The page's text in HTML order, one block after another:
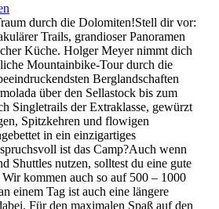
durch die Dolomiten!Stell dir vor:
Trails, grandioser Panoramen
Küche. Holger Meyer nimmt dich
Mountainbike-Tour durch die
Berglandschaften
über den Sellastock bis zum
Singletrails der Extraklasse, gewürzt
Spitzkehren und flowigen
in ein einzigartiges
ist das Camp?Auch wenn
Shuttles nutzen, solltest du eine gute
kommen auch so auf 500 – 1000
einem Tag ist auch eine längere
Für den maximalen Spaß auf den